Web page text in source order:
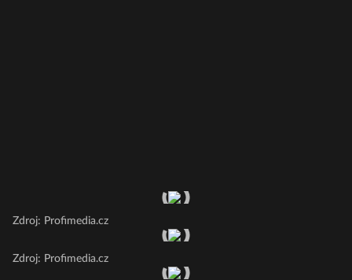
Zdroj: Profimedia.cz
Zdroj: Profimedia.cz